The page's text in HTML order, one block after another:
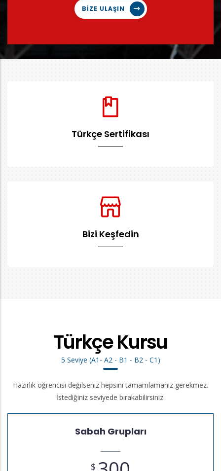
BİZE ULAŞIN
Türkçe Sertifikası
Bizi Keşfedin
Türkçe Kursu
5 Seviye (A1- A2 - B1 - B2 - C1)
Hazırlık öğrencisi değilseniz hepsini tamamlamanız gerekmez.
İstediğiniz seviyede bırakabilirsiniz.
Sabah Grupları
$